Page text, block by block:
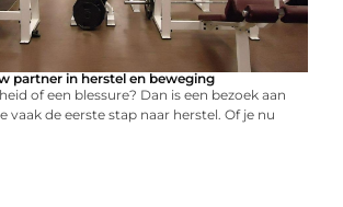
partner in herstel en beweging
of een blessure? Dan is een bezoek aan
vaak de eerste stap naar herstel. Of je nu